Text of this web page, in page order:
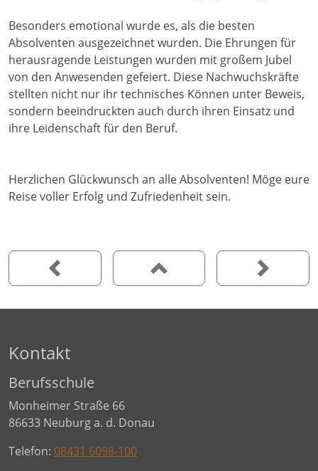
Besonders emotional wurde es, als die besten
Absolventen ausgezeichnet wurden. Die Ehrungen für
herausragende Leistungen wurden mit großem Jubel
von den Anwesenden gefeiert. Diese Nachwuchskräfte
stellten nicht nur ihr technisches Können unter Beweis,
sondern beeindruckten auch durch ihren Einsatz und
ihre Leidenschaft für den Beruf.
Herzlichen Glückwunsch an alle Absolventen! Möge eure
Reise voller Erfolg und Zufriedenheit sein.
Kontakt
Berufsschule
Monheimer Straße 66
86633 Neuburg a. d. Donau
Telefon: 08431 6098-100